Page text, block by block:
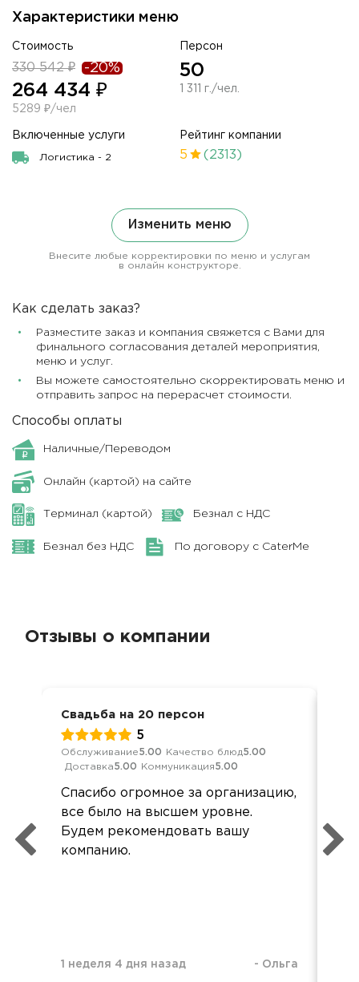
Характеристики меню
Стоимость
330 542 ₽ -20%
264 434 ₽
5289 ₽/чел
Персон
50
1 311 г./чел.
Включенные услуги
Логистика - 2
Рейтинг компании
5 (2313)
Изменить меню
Внесите любые корректировки по меню и услугам
в онлайн конструкторе.
Как сделать заказ?
Разместите заказ и компания свяжется с Вами для
финального согласования деталей мероприятия,
меню и услуг.
Вы можете самостоятельно скорректировать меню и
отправить запрос на перерасчет стоимости.
Способы оплаты
Наличные/Переводом
Онлайн (картой) на сайте
Терминал (картой) Безнал с НДС
Безнал без НДС По договору с CaterMe
Отзывы о компании
Свадьба на 20 персон
5
Обслуживание5.00 Качество блюд5.00
Доставка5.00 Коммуникация5.00
Спасибо огромное за организацию,
все было на высшем уровне.
Будем рекомендовать вашу
компанию.
1 неделя 4 дня назад - Ольга